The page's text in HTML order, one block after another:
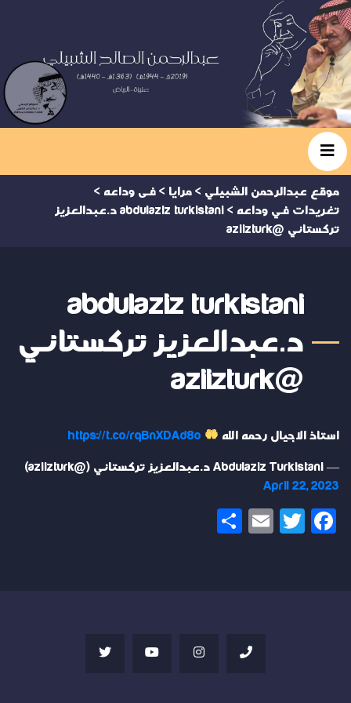
موقع عبدالرحمن الشبيلي > مرايا > فى وداعه >
تغريدات في وداعه >
abdulaziz turkistani د.عبدالعزيز
تركستاني @aziizturk
abdulaziz turkistani
د.عبدالعزيز تركستاني
@aziizturk
استاذ الاجيال رحمه الله https://t.co/rqBnXDAd8o
— Abdulaziz Turkistani د.عبدالعزيز تركستاني (@aziizturk)
April 22, 2023
Facebook
Twitter
Email